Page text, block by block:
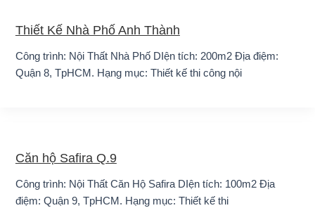
Thiết Kế Nhà Phố Anh Thành
Công trình: Nội Thất Nhà Phố DIện tích: 200m2 Địa điệm:
Quận 8, TpHCM. Hạng mục: Thiết kế thi công nội
Căn hộ Safira Q.9
Công trình: Nội Thất Căn Hộ Safira DIện tích: 100m2 Địa
điệm: Quận 9, TpHCM. Hạng mục: Thiết kế thi